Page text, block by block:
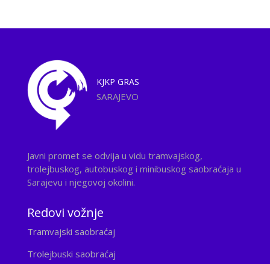
KJKP GRAS
SARAJEVO
Javni promet se odvija u vidu tramvajskog,
trolejbuskog, autobuskog i minibuskog saobraćaja u
Sarajevu i njegovoj okolini.
Redovi vožnje
Tramvajski saobraćaj
Trolejbuski saobraćaj